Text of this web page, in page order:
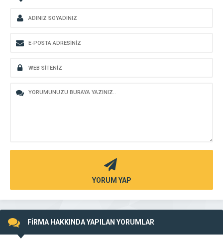
YORUM YAP
FİRMA HAKKINDA YAPILAN YORUMLAR